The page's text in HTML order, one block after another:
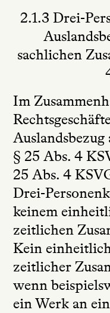
2.1.3 Drei-
sachlichen
Im
§ 25 Abs. 4
25 Abs. 4
Drei-
keinem
zeitlichen
Kein
zeitlicher
wenn
ein Werk an